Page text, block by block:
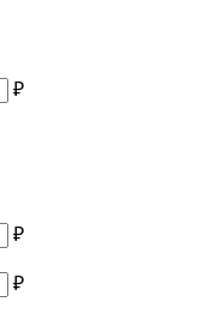
₽
₽
₽